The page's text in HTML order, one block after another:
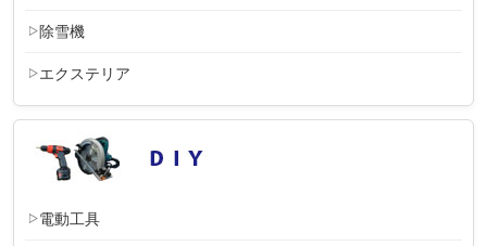
除雪機
エクステリア
電動工具